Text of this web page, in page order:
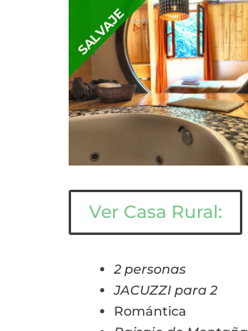
SALVAJE
Ver Casa Rural:
2 personas
JACUZZI para 2
Romántica